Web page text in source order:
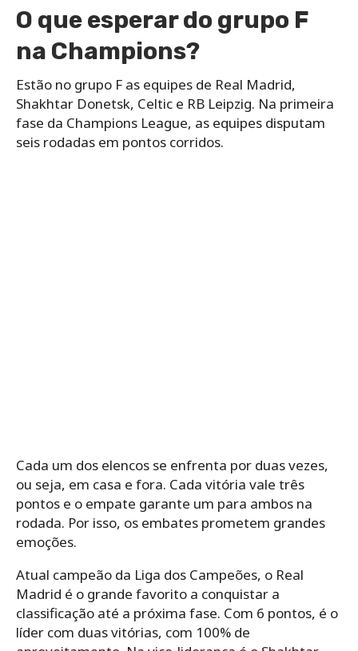
O que esperar do grupo F
na Champions?
Estão no grupo F as equipes de Real Madrid,
Shakhtar Donetsk, Celtic e RB Leipzig. Na primeira
fase da Champions League, as equipes disputam
seis rodadas em pontos corridos.
Cada um dos elencos se enfrenta por duas vezes,
ou seja, em casa e fora. Cada vitória vale três
pontos e o empate garante um para ambos na
rodada. Por isso, os embates prometem grandes
emoções.
Atual campeão da Liga dos Campeões, o Real
Madrid é o grande favorito a conquistar a
classificação até a próxima fase. Com 6 pontos, é o
líder com duas vitórias, com 100% de